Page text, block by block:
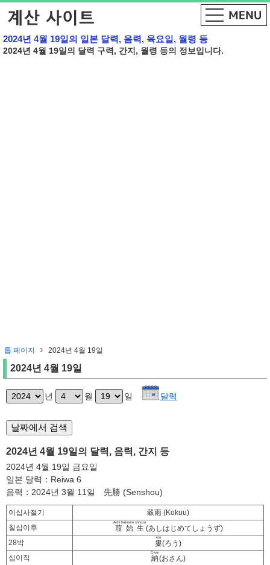
2024년 4월 19일의 일본 달력, 음력, 육요일, 월령 등
2024년 4월 19일의 달력 구력, 간지, 월령 등의 정보입니다.
톱 페이지 2024년 4월 19일
2024년 4월 19일
년 월 일 달력
2024년 4월 19일의 달력, 음력, 간지 등
2024년 4월 19일 금요일
일본 달력：Reiwa 6
음력：2024년 3월 11일 先勝 (Senshou)
이십사절기
穀雨 (Kokuu)
칠십이후
葭始生
Ashi hajimete shouzu
(あしはじめてしょうず)
28박
婁
rou
(ろう)
십이직
納
Osan
(おさん)